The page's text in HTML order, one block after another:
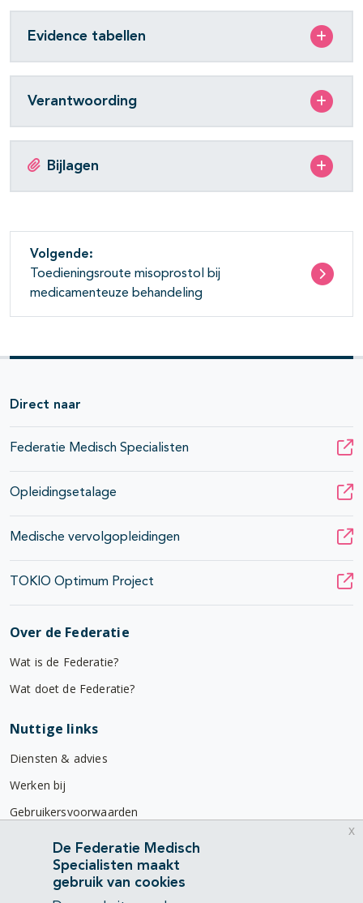
Evidence tabellen
Verantwoording
Bijlagen
Volgende:
Toedieningsroute misoprostol bij
medicamenteuze behandeling
Direct naar
Federatie Medisch Specialisten
Opleidingsetalage
Medische vervolgopleidingen
TOKIO Optimum Project
Over de Federatie
Wat is de Federatie?
Wat doet de Federatie?
Nuttige links
Diensten & advies
Werken bij
Gebruikersvoorwaarden
Privacyverklaring
Contact
De Federatie Medisch
Specialisten maakt
gebruik van cookies
x